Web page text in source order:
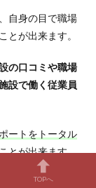
自身の目で職場
とが出来ます。
の口コミや職場
設で働く従業員
ートをトータル
とが出来ます。
TOPへ